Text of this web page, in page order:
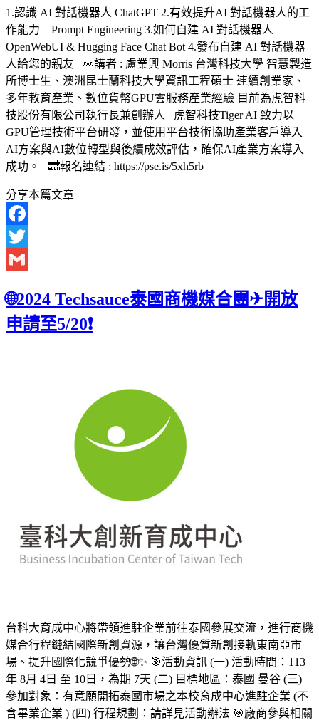
1.認識 AI 對話機器人 ChatGPT 2.有效提升AI 對話機器人的工
作能力 – Prompt Engineering 3.如何自建 AI 對話機器人 –
OpenWebUI & Hugging Face Chat Bot 4.發布自建 AI 對話機器
人給您的親友 👀講者 : 盧業興 Morris 台灣科技大學 智慧製造
所博士生、澳洲昆士蘭科技大學資訊工程碩士 連續創業家、
多年教育產業、數位貨幣GPU雲服務產業經驗 目前為虎智科
技股份有限公司執行長兼創辦人 虎智科技Tiger AI 致力以
GPU管理技術平台研發，並使用平台技術協助產業客戶導入
AI方案與AI數位轉型與後續成效評估，確保AI產業方案導入
成功。 🔜報名連結 : https://pse.is/5xh5rb
分享本篇文章
Facebook
Twitter
🌐2024 Techsauce泰國商機媒合團✈開放
申請至5/20❗
台科大育成中心將帶領進駐企業前往泰國參展交流，進行商機
媒合行程鏈結國際新創資源，讓台灣優質新創接軌東南亞市
場、提升國際化競爭優勢🌐✨ 🎯活動資訊 (一) 活動時間：113
年 8月 4日 至 10日，為期 7天 (二) 目標地區：泰國 曼谷 (三)
參加對象：有意願開拓泰國市場之本校育成中心進駐企業 (不
含畢業企業 ) (四) 行程規劃：請詳見活動辦法 🎯廠商參與相關